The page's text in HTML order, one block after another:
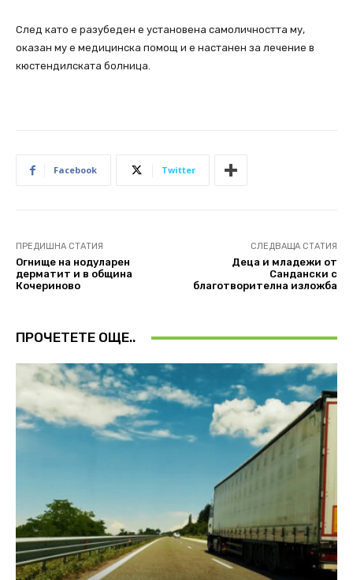
След като е разубеден е установена самоличността му,
оказан му е медицинска помощ и е настанен за лечение в
кюстендилската болница.
Facebook Twitter
ПРЕДИШНА СТАТИЯ
Огнище на нодуларен
дерматит и в община
Кочериново
СЛЕДВАЩА СТАТИЯ
Деца и младежи от
Сандански с
благотворителна изложба
ПРОЧЕТЕТЕ ОЩЕ..